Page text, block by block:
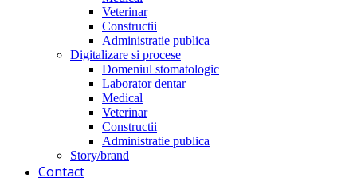
Veterinar
Constructii
Administratie publica
Digitalizare si procese
Domeniul stomatologic
Laborator dentar
Medical
Veterinar
Constructii
Administratie publica
Story/brand
Contact